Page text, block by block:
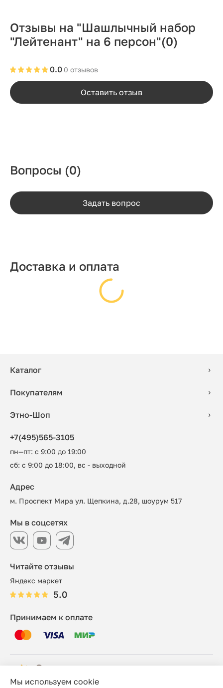
Отзывы на "Шашлычный набор
"Лейтенант" на 6 персон"(0)
0 отзывов
0.0
Оставить отзыв
Вопросы (0)
Задать вопрос
Доставка и оплата
Каталог
Покупателям
Этно-Шоп
+7(495)565-3105
пн—пт: с 9:00 до 19:00
сб: с 9:00 до 18:00, вс - выходной
Читайте отзывы
Яндекс маркет
5.0
Адрес
м. Проспект Мира ул. Щепкина, д.28, шоурум 517
Принимаем к оплате
Мы в соцсетях
Мы используем cookie